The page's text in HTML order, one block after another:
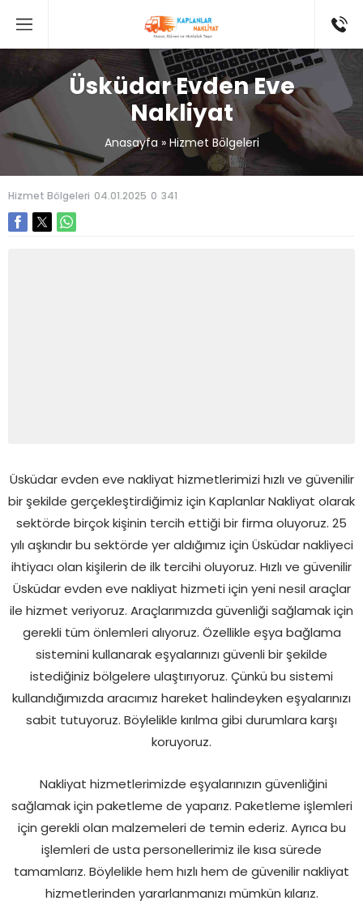
Üsküdar Evden Eve
Nakliyat
Anasayfa» Hizmet Bölgeleri
Hizmet Bölgeleri 04.01.2025 0 341
Üsküdar evden eve nakliyat hizmetlerimizi hızlı ve güvenilir
bir şekilde gerçekleştirdiğimiz için Kaplanlar Nakliyat olarak
sektörde birçok kişinin tercih ettiği bir firma oluyoruz. 25
yılı aşkındır bu sektörde yer aldığımız için Üsküdar nakliyeci
ihtiyacı olan kişilerin de ilk tercihi oluyoruz. Hızlı ve güvenilir
Üsküdar evden eve nakliyat hizmeti için yeni nesil araçlar
ile hizmet veriyoruz. Araçlarımızda güvenliği sağlamak için
gerekli tüm önlemleri alıyoruz. Özellikle eşya bağlama
sistemini kullanarak eşyalarınızı güvenli bir şekilde
istediğiniz bölgelere ulaştırıyoruz. Çünkü bu sistemi
kullandığımızda aracımız hareket halindeyken eşyalarınızı
sabit tutuyoruz. Böylelikle kırılma gibi durumlara karşı
koruyoruz.
Nakliyat hizmetlerimizde eşyalarınızın güvenliğini
sağlamak için paketleme de yaparız. Paketleme işlemleri
için gerekli olan malzemeleri de temin ederiz. Ayrıca bu
işlemleri de usta personellerimiz ile kısa sürede
tamamlarız. Böylelikle hem hızlı hem de güvenilir nakliyat
hizmetlerinden yararlanmanızı mümkün kılarız.